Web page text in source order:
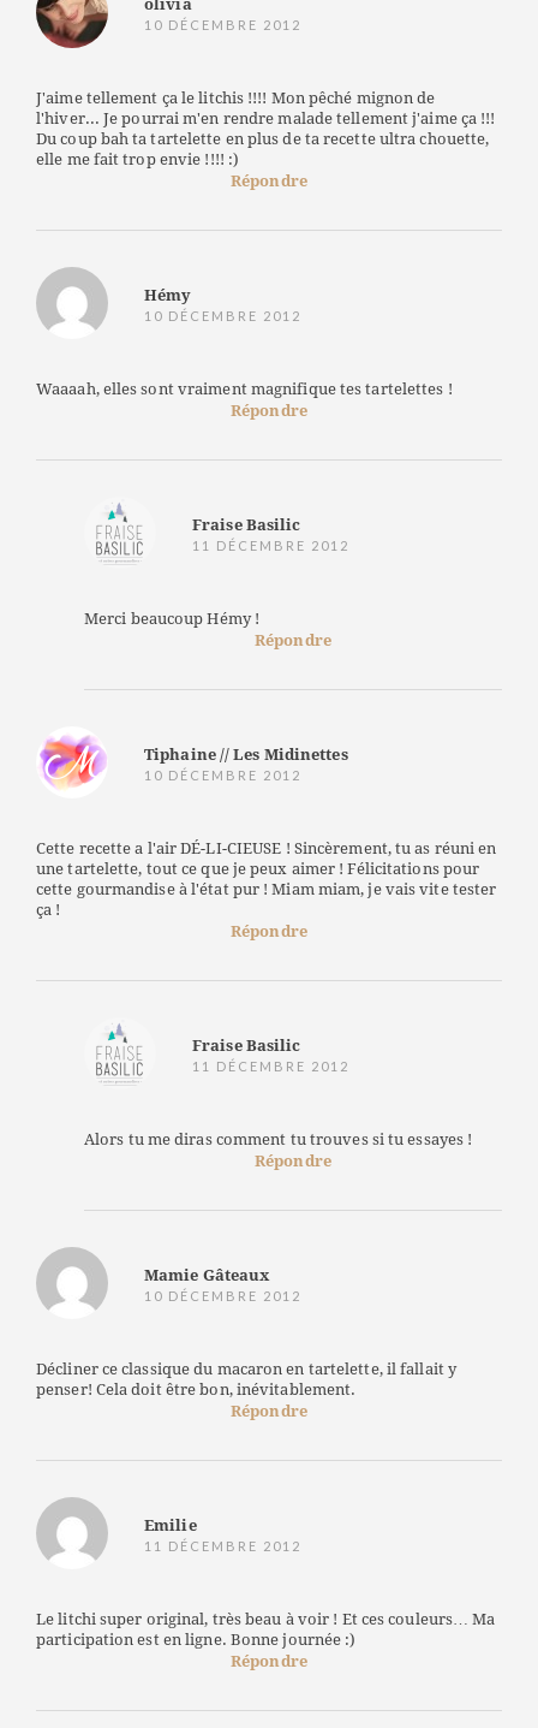
olivia
10 DÉCEMBRE 2012
J'aime tellement ça le litchis !!!! Mon pêché mignon de
l'hiver... Je pourrai m'en rendre malade tellement j'aime ça !!!
Du coup bah ta tartelette en plus de ta recette ultra chouette,
elle me fait trop envie !!!! :)
Répondre
Hémy
10 DÉCEMBRE 2012
Waaaah, elles sont vraiment magnifique tes tartelettes !
Répondre
Fraise Basilic
11 DÉCEMBRE 2012
Merci beaucoup Hémy !
Répondre
Tiphaine // Les Midinettes
10 DÉCEMBRE 2012
Cette recette a l'air DÉ-LI-CIEUSE ! Sincèrement, tu as réuni en
une tartelette, tout ce que je peux aimer ! Félicitations pour
cette gourmandise à l'état pur ! Miam miam, je vais vite tester
ça !
Répondre
Fraise Basilic
11 DÉCEMBRE 2012
Alors tu me diras comment tu trouves si tu essayes !
Répondre
Mamie Gâteaux
10 DÉCEMBRE 2012
Décliner ce classique du macaron en tartelette, il fallait y
penser! Cela doit être bon, inévitablement.
Répondre
Emilie
11 DÉCEMBRE 2012
Le litchi super original, très beau à voir ! Et ces couleurs… Ma
participation est en ligne. Bonne journée :)
Répondre